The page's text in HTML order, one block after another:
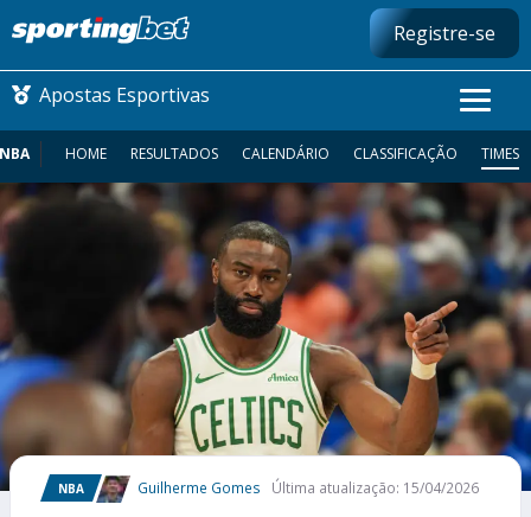
Registre-se
Apostas Esportivas
CONMEBOL LIBERTADORES
FUTEBOL NACIONAL
FUTEBOL INTERNACIONAL
COMO APOSTAR
MAIS ESPORTES
NBA HOME RESULTADOS CALENDÁRIO CLASSIFICAÇÃO TIMES
NBA Guilherme Gomes Última atualização: 15/04/2026